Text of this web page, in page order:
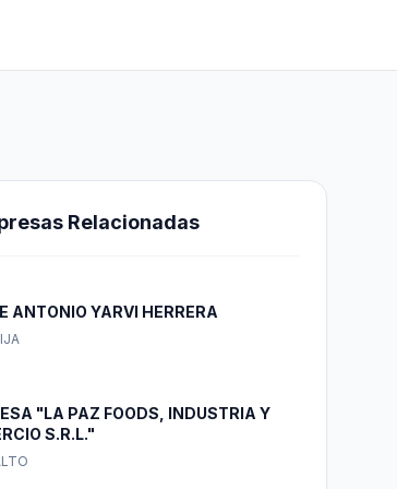
Relacionadas
ANTONIO YARVI HERRERA
"LA PAZ FOODS, INDUSTRIA Y
S.R.L."